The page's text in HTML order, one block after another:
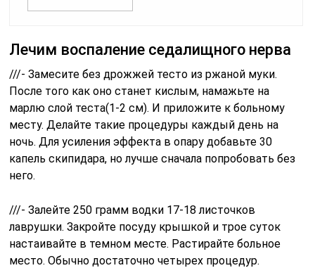
Лечим воспаление седалищного нерва
///- Замесите без дрожжей тесто из ржаной муки.
После того как оно станет кислым, намажьте на
марлю слой теста(1-2 см). И приложите к больному
месту. Делайте такие процедуры каждый день на
ночь. Для усиления эффекта в опару добавьте 30
капель скипидара, но лучше сначала попробовать без
него.
///- Залейте 250 грамм водки 17-18 листочков
лаврушки. Закройте посуду крышкой и трое суток
настаивайте в темном месте. Растирайте больное
место. Обычно достаточно четырех процедур.